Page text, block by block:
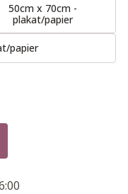
50cm x 70cm -
plakat/papier
papier